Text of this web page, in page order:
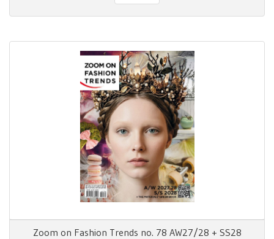
Zoom on Fashion Trends no. 78 AW27/28 + SS28